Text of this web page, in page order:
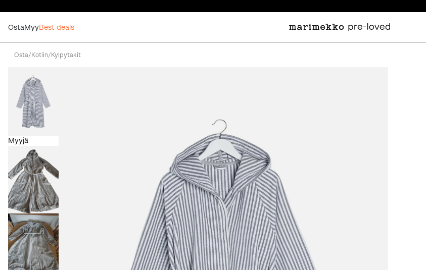
OstaMyyBest deals
Osta/ Kotiin/ Kylpytakit
Myyjä